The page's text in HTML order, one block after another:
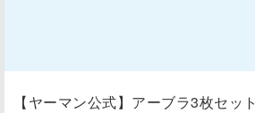
【ヤーマン公式】アーブラ3枚セット